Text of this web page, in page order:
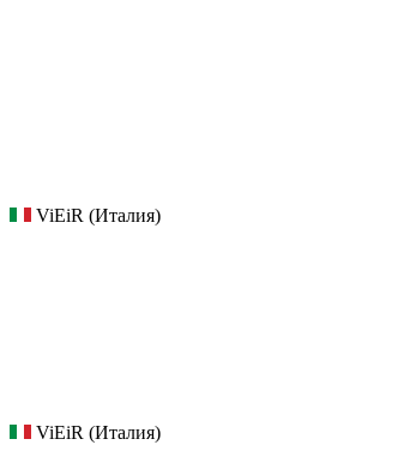
ViEiR (Италия)
ViEiR (Италия)